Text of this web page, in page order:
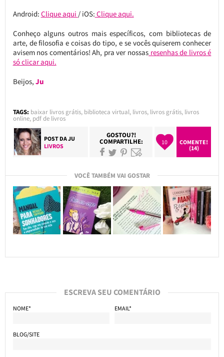
Android: Clique aqui / iOS: Clique aqui.
Conheço alguns outros mais específicos, com bibliotecas de
arte, de filosofia e coisas do tipo, e se vocês quiserem conhecer
avisem nos comentários! Ah, pra ver nossas resenhas de livros é
só clicar aqui.
Beijos, Ju
TAGS: baixar livros grátis, biblioteca virtual, livros, livros grátis, livros
online, pdf de livros
POST DAJU
LIVROS
GOSTOU?!
COMPARTILHE: 10
COMENTE!
(14)
VOCÊ TAMBÉM VAI GOSTAR
ESCREVA SEU COMENTÁRIO
NOME* EMAIL*
BLOG/SITE